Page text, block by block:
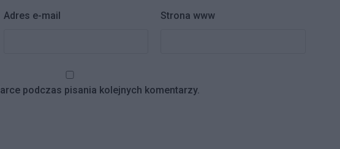
Adres e-mail Strona www
podczas pisania kolejnych komentarzy.